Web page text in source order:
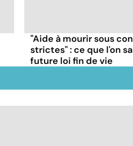
"Aide à mourir sous
strictes" : ce que l'on
future loi fin de vie